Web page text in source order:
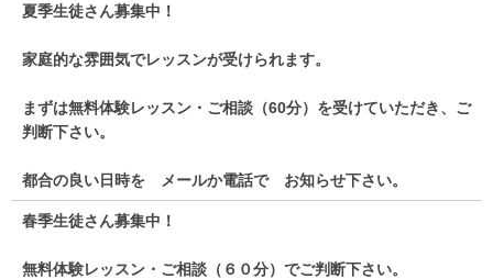
夏季生徒さん募集中！
家庭的な雰囲気でレッスンが受けられます。
まずは無料体験レッスン・ご相談（60分）を受けていただき、ご
判断下さい。
都合の良い日時を メールか電話で お知らせ下さい。
春季生徒さん募集中！
無料体験レッスン・ご相談（６０分）でご判断下さい。